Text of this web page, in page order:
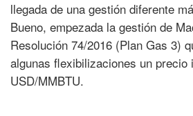
llegada de una gestión diferente
Bueno, empezada la gestión de
Resolución 74/2016 (Plan Gas 3)
algunas flexibilizaciones un precio
USD/MMBTU.